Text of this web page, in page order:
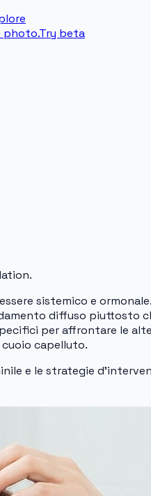
photo.Try beta
sistemico e
diffuso piuttosto
per affrontare le
capelluto.
e le strategie